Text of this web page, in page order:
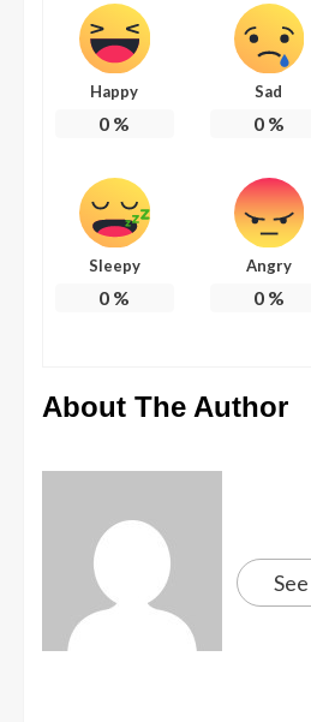
Happy
0 %
Sad
0%
Sleepy
0 %
Angry
0%
About The Author